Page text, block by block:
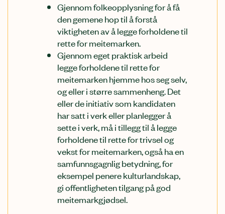
Gjennom folkeopplysning for å få
den gemene hop til å forstå
viktigheten av å legge forholdene til
rette for meitemarken.
Gjennom eget praktisk arbeid
legge forholdene til rette for
meitemarken hjemme hos seg selv,
og eller i større sammenheng. Det
eller de initiativ som kandidaten
har satt i verk eller planlegger å
sette i verk, må i tillegg til å legge
forholdene til rette for trivsel og
vekst for meitemarken, også ha en
samfunnsgagnlig betydning, for
eksempel penere kulturlandskap,
gi offentligheten tilgang på god
meitemarkgjødsel.